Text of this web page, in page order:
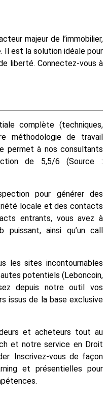
majeur de l’immobilier,
Il est la solution idéale pour
liberté. Connectez-vous à
complète (techniques,
méthodologie de travail
permet à nos consultants
de 5,5/6 (Source :
pour générer des
locale et des contacts
entrants, vous avez à
ainsi qu’un call
les sites incontournables
potentiels (Leboncoin,
depuis notre outil vos
issus de la base exclusive
et acheteurs tout au
et notre service en Droit
Inscrivez-vous de façon
et présentielles pour